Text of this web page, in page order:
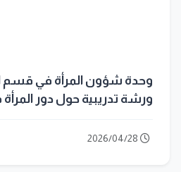
وحدة شؤون المرأة في قسم
ورشة تدريبية حول دور المرأة